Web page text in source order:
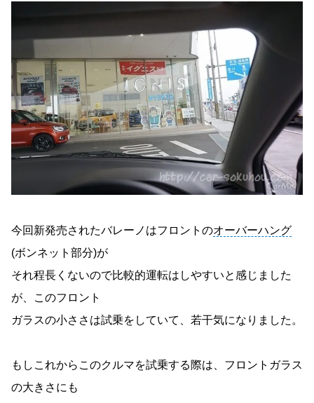
今回新発売されたバレーノはフロントのオーバーハング
(ボンネット部分)が
それ程長くないので比較的運転はしやすいと感じました
が、このフロント
ガラスの小ささは試乗をしていて、若干気になりました。
もしこれからこのクルマを試乗する際は、フロントガラス
の大きさにも